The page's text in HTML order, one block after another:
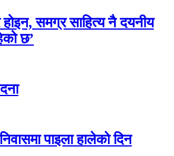
होइन, समग्र साहित्य नै दयनीय
छ’
पाइला हालेको दिन